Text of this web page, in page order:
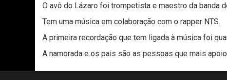
O avô do Lázaro foi trompetista e maestro da banda
Tem uma música em colaboração com o rapper NTS.
A primeira recordação que tem ligada à música foi
A namorada e os pais são as pessoas que mais